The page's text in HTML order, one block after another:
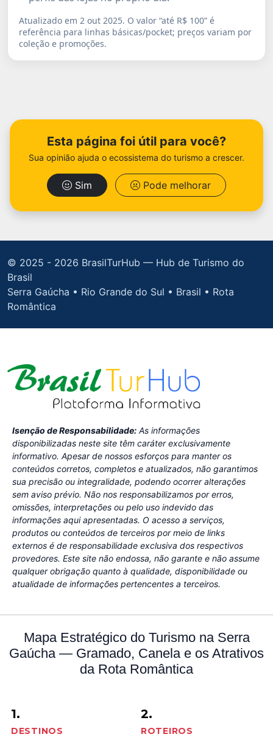
Atualizado em 2 out 2025. O valor “até R$ 100” é
referência para linhas básicas/pocket; preços variam por
coleção e promoções.
Esta página foi útil para você?
Sua opinião ajuda o ecossistema do turismo a crescer.
Sim Pode melhorar
© 2025 - 2026 BrasilTurHub — Hub de Turismo do
Brasil
Serra Gaúcha • Rio Grande do Sul • Brasil • Rota
Romântica
Isenção de Responsabilidade: As informações
disponibilizadas neste site têm caráter exclusivamente
informativo. Apesar de nossos esforços para manter os
conteúdos corretos, completos e atualizados, não garantimos
sua precisão ou integralidade, podendo ocorrer alterações
sem aviso prévio. Não nos responsabilizamos por erros,
omissões, interpretações ou pelo uso indevido das
informações aqui apresentadas. O acesso a serviços,
produtos ou conteúdos de terceiros por meio de links
externos é de responsabilidade exclusiva dos respectivos
provedores. Este site não endossa, não garante e não assume
qualquer obrigação quanto à qualidade, disponibilidade ou
atualidade de informações pertencentes a terceiros.
Mapa Estratégico do Turismo na Serra
Gaúcha — Gramado, Canela e os Atrativos
da Rota Romântica
1.
DESTINOS
2.
ROTEIROS